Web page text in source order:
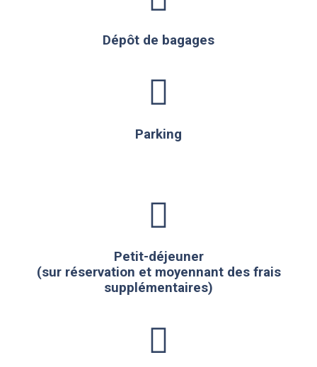
Dépôt de bagages
Parking
Petit-déjeuner
(sur réservation et moyennant des frais
supplémentaires)